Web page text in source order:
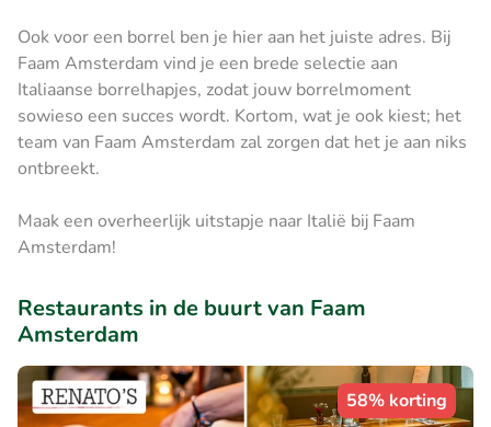
Ook voor een borrel ben je hier aan het juiste adres. Bij
Faam Amsterdam vind je een brede selectie aan
Italiaanse borrelhapjes, zodat jouw borrelmoment
sowieso een succes wordt. Kortom, wat je ook kiest; het
team van Faam Amsterdam zal zorgen dat het je aan niks
ontbreekt.
Maak een overheerlijk uitstapje naar Italië bij Faam
Amsterdam!
Restaurants in de buurt van Faam
Amsterdam
58% korting